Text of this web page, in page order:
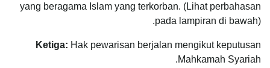
yang beragama Islam yang terkorban. (Lihat perbahasan
pada lampiran di bawah).
Ketiga: Hak pewarisan berjalan mengikut keputusan
Mahkamah Syariah.